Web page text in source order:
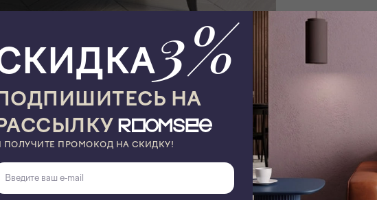
ХОТИТЕ ТОВАР ПО ИНДИВИДУАЛЬНЫМ ХАРАКТЕРИСТИКАМ
3%
НА
ПОЛУЧИТЕ ПРОМОКОД НА СКИДКУ!